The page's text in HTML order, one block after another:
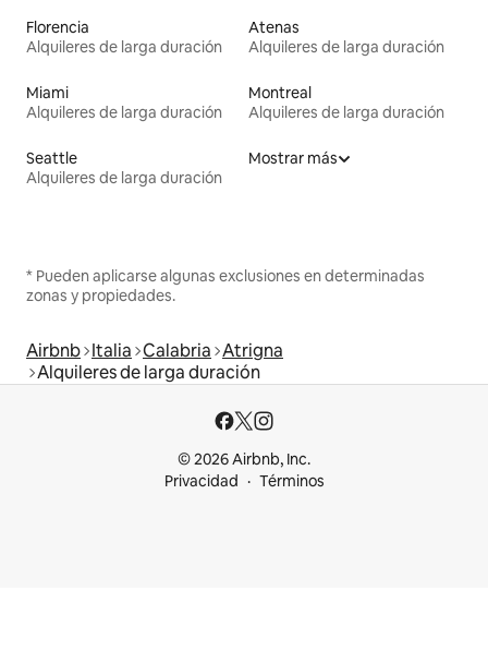
Florencia
Alquileres de larga duración
Atenas
Alquileres de larga duración
Miami
Alquileres de larga duración
Montreal
Alquileres de larga duración
Seattle
Alquileres de larga duración
Mostrar más
* Pueden aplicarse algunas exclusiones en determinadas
zonas y propiedades.
Airbnb Italia Calabria Atrigna
Alquileres de larga duración
© 2026 Airbnb, Inc.
Privacidad
Términos